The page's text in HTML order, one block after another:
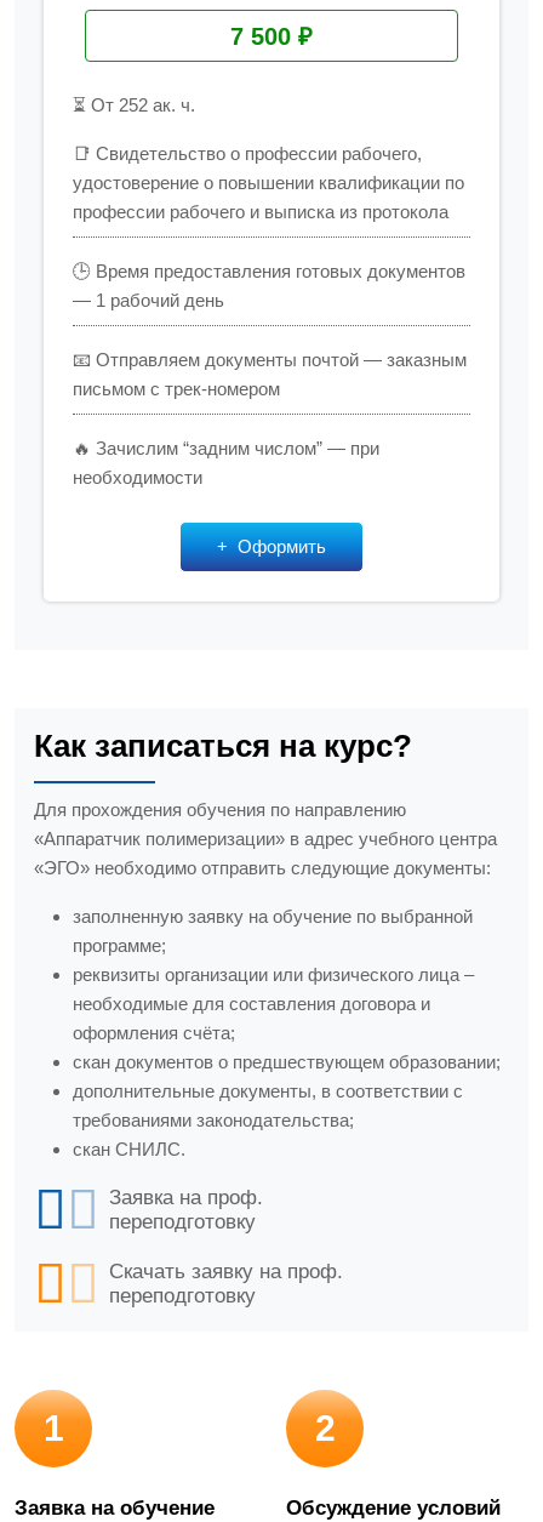
7 500 ₽
⏳ От 252 ак. ч.
📑 Свидетельство о профессии рабочего,
удостоверение о повышении квалификации по
профессии рабочего и выписка из протокола
🕒 Время предоставления готовых документов
— 1 рабочий день
📧 Отправляем документы почтой — заказным
письмом с трек-номером
🔥 Зачислим “задним числом” — при
необходимости
Оформить
Как записаться на курс?
Для прохождения обучения по направлению
«Аппаратчик полимеризации» в адрес учебного центра
«ЭГО» необходимо отправить следующие документы:
заполненную заявку на обучение по выбранной
программе;
реквизиты организации или физического лица –
необходимые для составления договора и
оформления счёта;
скан документов о предшествующем образовании;
дополнительные документы, в соответствии с
требованиями законодательства;
скан СНИЛС.
Заявка на проф.
переподготовку
Скачать заявку на проф.
переподготовку
1
Заявка на обучение
2
Обсуждение условий